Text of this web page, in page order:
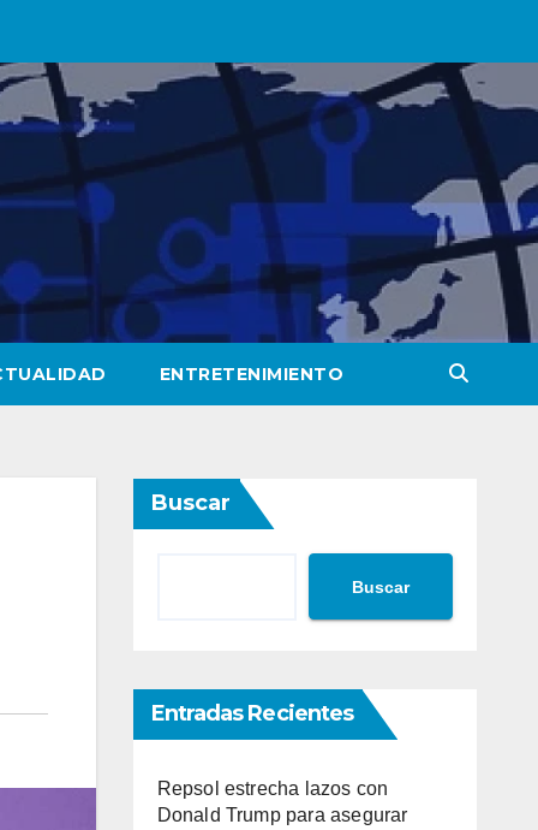
ENTRETENIMIENTO
Buscar
Buscar
Entradas Recientes
Repsol estrecha lazos con
Donald Trump para asegurar